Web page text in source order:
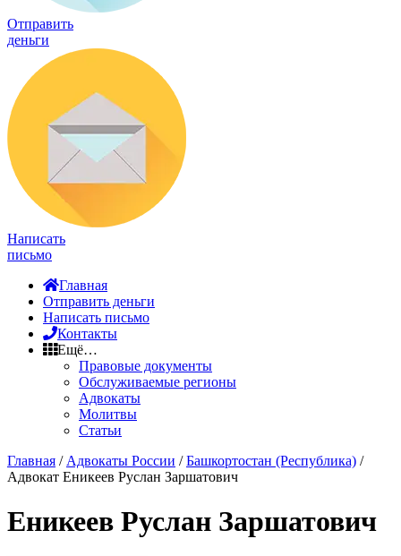
Отправить
деньги
Написать
письмо
Главная
Отправить деньги
Написать письмо
Контакты
Ещё…
Правовые документы
Обслуживаемые регионы
Адвокаты
Молитвы
Статьи
Главная / Адвокаты России /Башкортостан (Республика) /
Адвокат Еникеев Руслан Заршатович
Еникеев Руслан Заршатович